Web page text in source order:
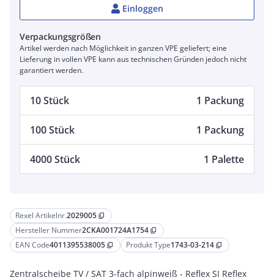
Rexel Artikelnr.2029005 content_copy
Hersteller Nummer2CKA001724A1754 content_copy
EAN Code4011395538005 content_copy Produkt Type1743-03-214 content_copy
Zentralscheibe TV / SAT 3-fach alpinweiß - Reflex SI Reflex
Einloggen
Verpackungsgrößen
Artikel werden nach Möglichkeit in ganzen VPE geliefert; eine
Lieferung in vollen VPE kann aus technischen Gründen jedoch nicht
garantiert werden.
10 Stück 1 Packung
100 Stück 1 Packung
4000 Stück 1 Palette